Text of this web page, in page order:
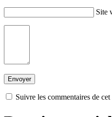
Site
Suivre les commentaires de